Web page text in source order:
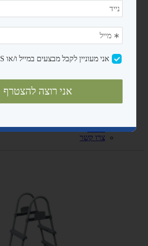
כיסויים ומשטחי הגנה
כיסויים לבריכות ניידות
משטחי הגנה (פלציב)
מכשירי מלח ובקרים לבריכה
צנרת ואביזרי PVC
אודות
צרו קשר